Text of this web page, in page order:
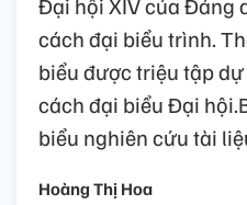
cách đại biểu trình.
biểu được triệu tập
cách đại biểu Đại
biểu nghiên cứu tài
Hoàng Thị Hoa